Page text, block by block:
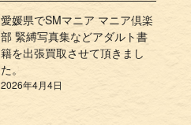
愛媛県でSMマニア マニア倶楽
部 緊縛写真集などアダルト書
籍を出張買取させて頂きまし
た。
2026年4月4日